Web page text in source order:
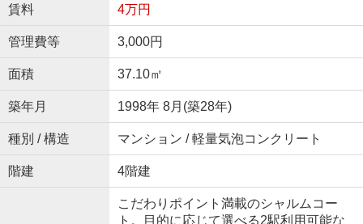
賃料 4万円
管理費等 3,000円
面積 37.10㎡
築年月 1998年 8月(築28年)
種別 / 構造 マンション / 軽量気泡コンクリート
階建 4階建
こだわりポイント満載のシャルムコー
ト。目的に応じて選べる2駅利用可能な